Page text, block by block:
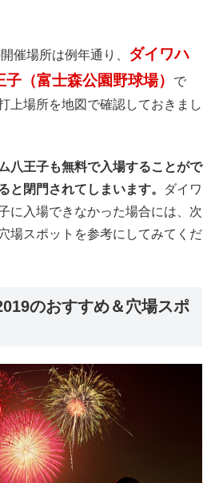
催場所は例年通り、 ダイワハ
（富士森公園野球場）
で
上場所を地図で確認しておきまし
八王子も無料で入場することがで
と閉門されてしまいます。
ダイワ
に入場できなかった場合には、次
場スポットを参考にしてみてくだ
のおすすめ＆穴場スポ